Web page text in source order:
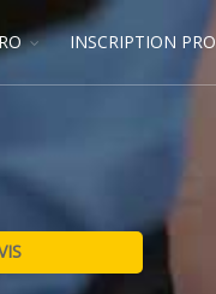
INSCRIPTION PRO